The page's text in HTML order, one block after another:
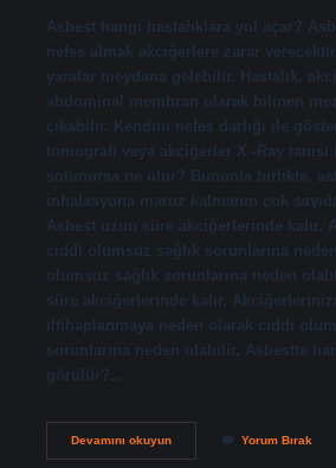
Asbest hangi hastalıklara yol açar?
nefes almak akciğerlere zarar
yaralar meydana gelebilir. Hastalık,
abdominal membran olarak bilinen
çıkabilir. Kendini nefes darlığı ile
tomografi veya akciğerler X -Ray
solunursa ne olur? Bununla birlikte,
inhalasyona maruz kalmanın çok
Asbest uzun süre akciğerlerinde kalır.
ciddi olumsuz sağlık sorunlarına
olumsuz sağlık sorunlarına neden
süre akciğerlerinde kalır.
iltihaplanmaya neden olarak ciddi
sorunlarına neden olabilir. Asbestte
görülür?…
Devamını okuyunAsbest
Yorum Bırak